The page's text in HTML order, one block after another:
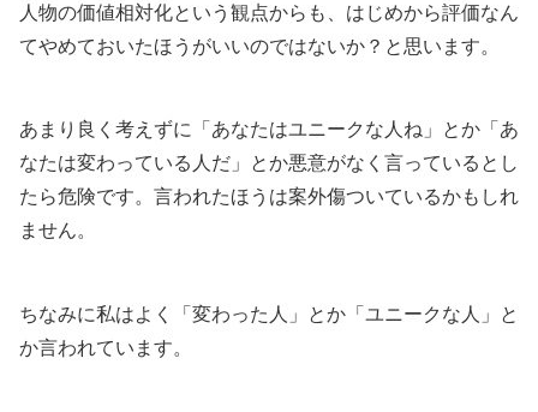
人物の価値相対化という観点からも、はじめから評価なん
てやめておいたほうがいいのではないか？と思います。
あまり良く考えずに「あなたはユニークな人ね」とか「あ
なたは変わっている人だ」とか悪意がなく言っているとし
たら危険です。言われたほうは案外傷ついているかもしれ
ません。
ちなみに私はよく「変わった人」とか「ユニークな人」と
か言われています。